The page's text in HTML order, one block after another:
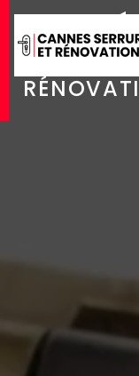
NOS
CANNES
Panneau de